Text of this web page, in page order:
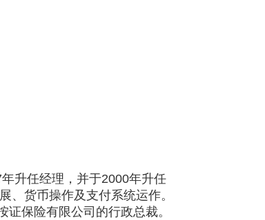
升任经理，并于2000年升任
、货币操作及支付系统运作。
保险有限公司的行政总裁。